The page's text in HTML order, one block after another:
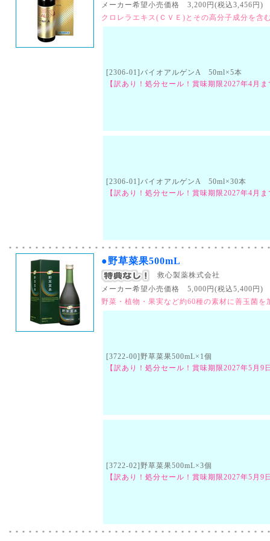
メーカー希望小売価格 3,200円(税込3,456円)
クロレラエキス(ＣＶＥ)とその高分子成分を含
[2306-01]バイオアルゲンA 50ml×5本
【訳あり！処分セール！賞味期限2027年4月
[2306-01]バイオアルゲンA 50ml×30本
【訳あり！処分セール！賞味期限2027年4月
●野草菜果500mL
救心製薬株式会社
メーカー希望小売価格 5,000円(税込5,400円)
野菜・植物・果実など約60種の素材に善玉菌
[3722-00]野草菜果500mL×1個
【訳あり！処分セール！賞味期限2027年5月9
[3722-02]野草菜果500mL×3個
【訳あり！処分セール！賞味期限2027年5月9